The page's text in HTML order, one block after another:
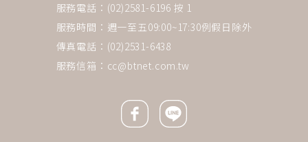
服務電話：(02)2581-6196 按 1
服務時間：週一至五09:00~17:30例假日除外
傳真電話：(02)2531-6438
服務信箱： cc@btnet.com.tw
Facebook icon
Line icon